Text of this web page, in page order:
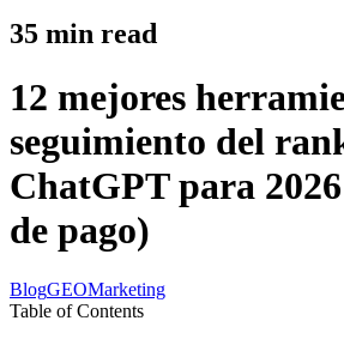
35 min read
12 mejores
seguimiento del
ChatGPT para
de pago)
BlogGEOMarketing
Table of Contents